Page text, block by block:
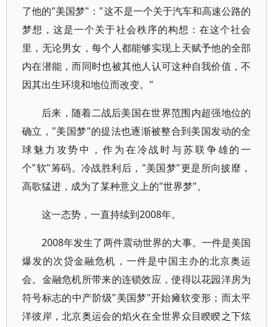
了他的"美国梦"："这不是一个关于汽车和高速公路的
梦想，这是一个关于社会秩序的构想：在这个社会
里，无论男女，每个人都能够实现上天赋予他的全部
内在潜能，而同时也被其他人认可这种自我价值，不
因其出生环境和地位而改变。"
后来，随着二战后美国在世界范围内超强地位的
确立，"美国梦"的提法也逐渐被整合到美国发动的全
球魅力攻势中，作为在冷战时与苏联争雄的一
个"软"筹码。冷战胜利后，"美国梦"更是所向披靡，
高歌猛进，成为了某种意义上的"世界梦"。
这一态势，一直持续到2008年。
2008年发生了两件震动世界的大事。一件是美国
爆发的次贷金融危机，一件是中国主办的北京奥运
会。金融危机所带来的连锁效应，使得以花园洋房为
符号标志的中产阶级"美国梦"开始瘫软变形；而太平
洋彼岸，北京奥运会的焰火在全世界众目睽睽之下炫